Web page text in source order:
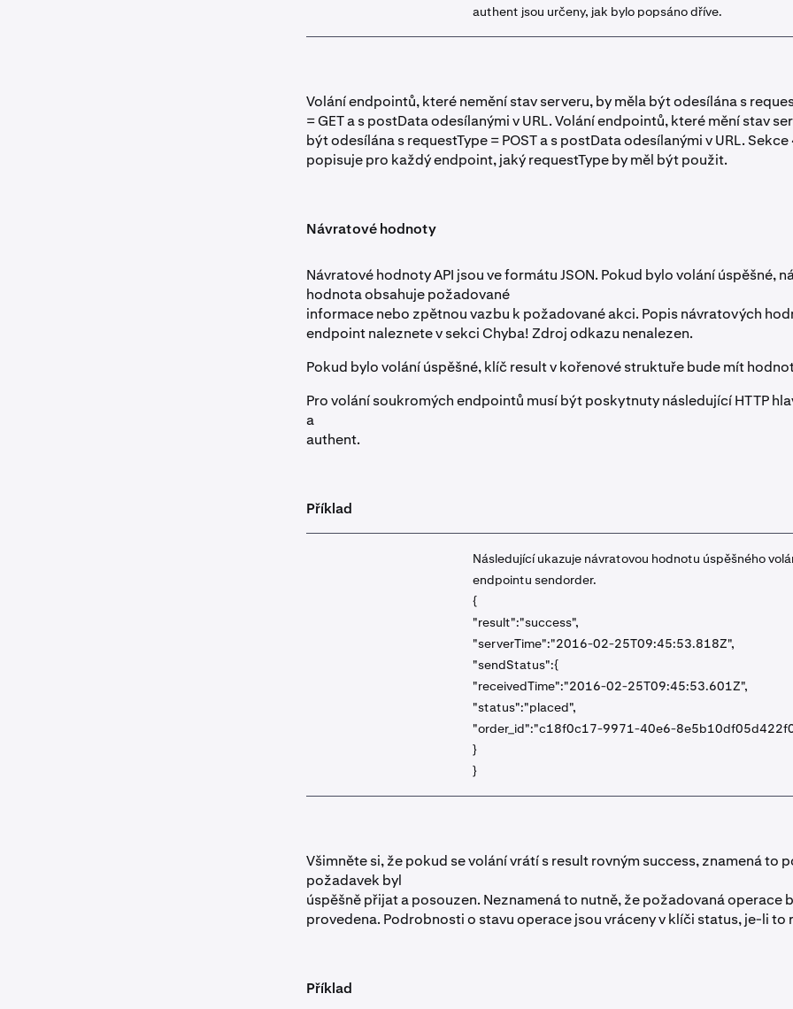
authent jsou určeny, jak bylo popsáno dříve.
Volání endpointů, které nemění stav serveru, by měla být odesílána s
= GET a s postData odesílanými v URL. Volání endpointů, které mění stav
být odesílána s requestType = POST a s postData odesílanými v URL.
popisuje pro každý endpoint, jaký requestType by měl být použit.
Návratové hodnoty
Návratové hodnoty API jsou ve formátu JSON. Pokud bylo volání úspěšné,
hodnota obsahuje požadované
informace nebo zpětnou vazbu k požadované akci. Popis návratových
endpoint naleznete v sekci Chyba! Zdroj odkazu nenalezen.
Pokud bylo volání úspěšné, klíč result v kořenové struktuře bude mít
Pro volání soukromých endpointů musí být poskytnuty následující HTTP
a
authent.
Příklad
Následující ukazuje návratovou hodnotu úspěšného
endpointu sendorder.
{
"result":"success",
"serverTime":"2016-02-25T09:45:53.818Z",
"sendStatus":{
"receivedTime":"2016-02-25T09:45:53.601Z",
"status":"placed",
"order_id":"c18f0c17-9971-40e6-
}
}
Všimněte si, že pokud se volání vrátí s result rovným success, znamená to
požadavek byl
úspěšně přijat a posouzen. Neznamená to nutně, že požadovaná operace
provedena. Podrobnosti o stavu operace jsou vráceny v klíči status, je-li to
Příklad